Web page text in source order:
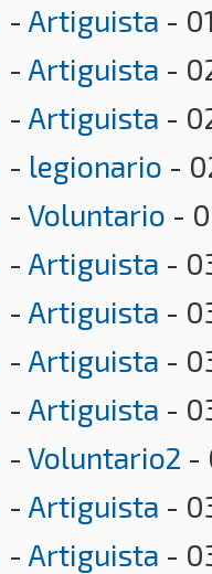
- Artiguista -
- Artiguista -
- Artiguista -
- legionario -
- Voluntario -
- Artiguista -
- Artiguista -
- Artiguista -
- Artiguista -
- Voluntario2 -
- Artiguista -
- Artiguista -